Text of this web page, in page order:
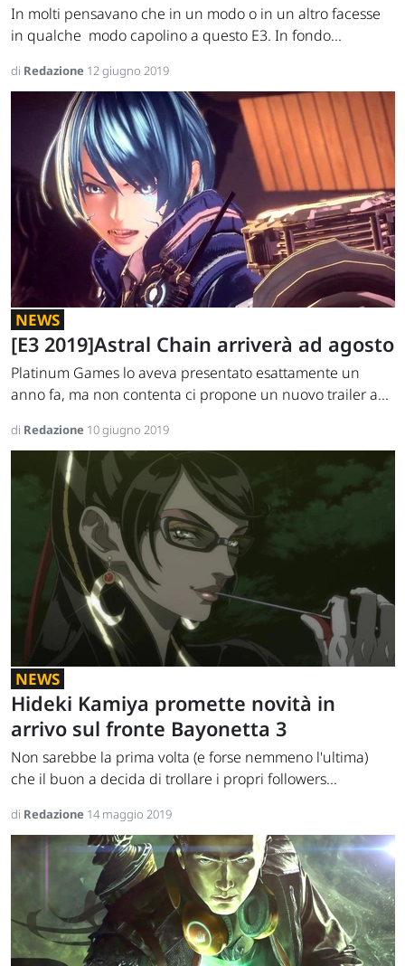
In molti pensavano che in un modo o in un altro facesse
in qualche modo capolino a questo E3. In fondo...
di Redazione 12 giugno 2019
NEWS
[E3 2019]Astral Chain arriverà ad agosto
Platinum Games lo aveva presentato esattamente un
anno fa, ma non contenta ci propone un nuovo trailer a...
di Redazione 10 giugno 2019
NEWS
Hideki Kamiya promette novità in
arrivo sul fronte Bayonetta 3
Non sarebbe la prima volta (e forse nemmeno l'ultima)
che il buon a decida di trollare i propri followers...
di Redazione 14 maggio 2019